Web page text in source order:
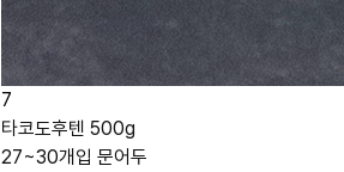
7
타코도후텐 500g
27~30개입 문어두